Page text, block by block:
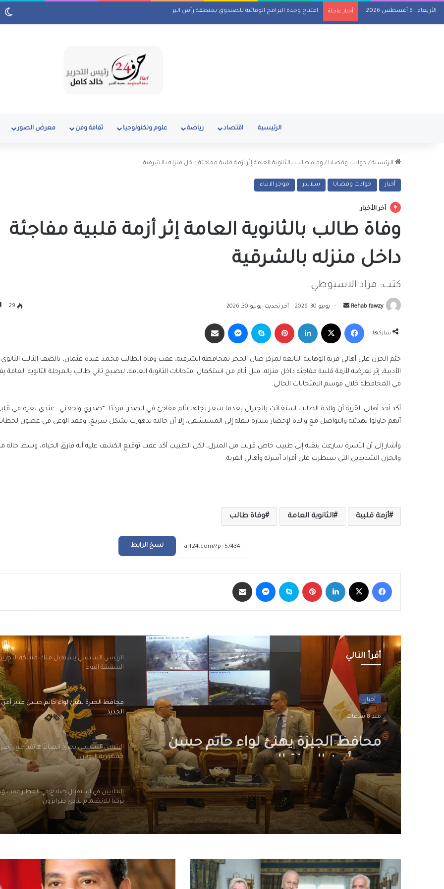
الأربعاء , 5 أغسطس 2026 أخبار عاجلة افتتاح وحدة البرامج الوقائية للصندوق بمنطقة رأس البر
الرئيسية اقتصاد رياضة علوم وتكنولوجيا ثقافة وفن معرض الصور
الرئيسية / حوادث وقضايا / وفاة طالب بالثانوية العامة إثر أزمة قلبية مفاجئة داخل منزله بالشرقية
أخبار حوادث وقضايا سلايدر موجز الانباء
أخر الأخبار
وفاة طالب بالثانوية العامة إثر أزمة قلبية مفاجئة
داخل منزله بالشرقية
كتب: مراد الاسيوطي
Rehab fawzy
أرسل
إلكترونيا
يونيو 30, 2026 آخر تحديث: يونيو 30, 2026 29
شاركها
فيسبوك لينكدإن بينتيريست سكايب ماسنجر
خيَّم الحزن على أهالي قرية الوهايبة التابعة لمركز صان الحجر بمحافظة الشرقية، عقب وفاة الطالب محمد عبده عثمان، بالصف الثالث
الأدبية، إثر تعرضه لأزمة قلبية مفاجئة داخل منزله، قبل أيام من استكمال امتحانات الثانوية العامة، ليصبح ثاني طالب بالمرحلة الثانوية العامة
في المحافظة خلال موسم الامتحانات الحالي.
أكد أحد أهالي القرية أن والدة الطالب استغاثت بالجيران بعدما شعر نجلها بألم مفاجئ في الصدر، مرددًا: “صدري واجعني.. عندي نغزة في
أنهم حاولوا تهدئته والتواصل مع والده لإحضار سيارة تنقله إلى المستشفى، إلا أن حالته تدهورت بشكل سريع، وفقد الوعي في غضون
وأشار إلى أن الأسرة سارعت بنقله إلى طبيب خاص قريب من المنزل، لكن الطبيب أكد عقب توقيع الكشف عليه أنه فارق الحياة، وسط حالة
والحزن الشديدين التي سيطرت على أفراد أسرته وأهالي القرية.
أزمة قلبية الثانوية العامة وفاة طالب
نسخ الرابط
فيسبوك لينكدإن بينتيريست سكايب ماسنجر
أقرأ التالي
أخبار
منذ 8 ساعات
محافظ الجيزة يهنئ لواء حاتم حسن
مدير أمن الجيزة الجديد
للعام الجامعي 2026/2027
محركات البحث
الرئيس السيسي يستقبل ملك مملكة
الشقيقة اليوم
محافظ الجيزة يهنئ لواء حاتم حسن مدير أمن
الجديد
الرئيس السيسي يجري اتصالاً هاتفياً مع
جمهورية اليونان
الملايين في استقبال صلاح في المطار عقب
تركيا للانضمام لنادي طرابزون
بعد ظهور صلاح بقميص النادي.. طرابزون
مفاجأة..
هذا
آخر